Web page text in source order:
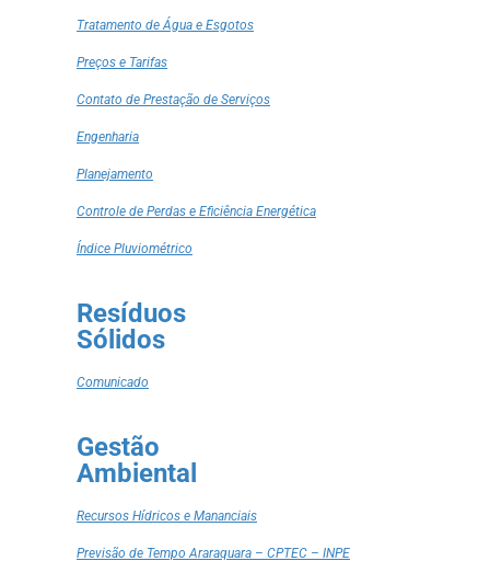
Tratamento de Água e Esgotos
Preços e Tarifas
Contato de Prestação de Serviços
Engenharia
Planejamento
Controle de Perdas e Eficiência Energética
Índice Pluviométrico
Resíduos
Sólidos
Comunicado
Gestão
Ambiental
Recursos Hídricos e Mananciais
Previsão de Tempo Araraquara – CPTEC – INPE